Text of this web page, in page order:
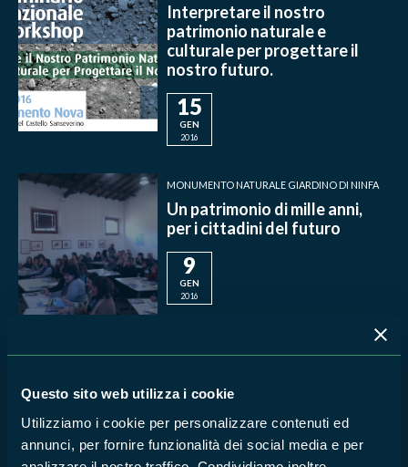
Questo sito web utilizza i cookie
Utilizziamo i cookie per personalizzare contenuti ed
annunci, per fornire funzionalità dei social media e per
Interpretare il nostro
patrimonio naturale e
culturale per progettare il
nostro futuro.
15
GEN
2016
MONUMENTO NATURALE GIARDINO DI NINFA
Un patrimonio di mille anni,
per i cittadini del futuro
9
GEN
2016
Giorniverdi al Parco
29